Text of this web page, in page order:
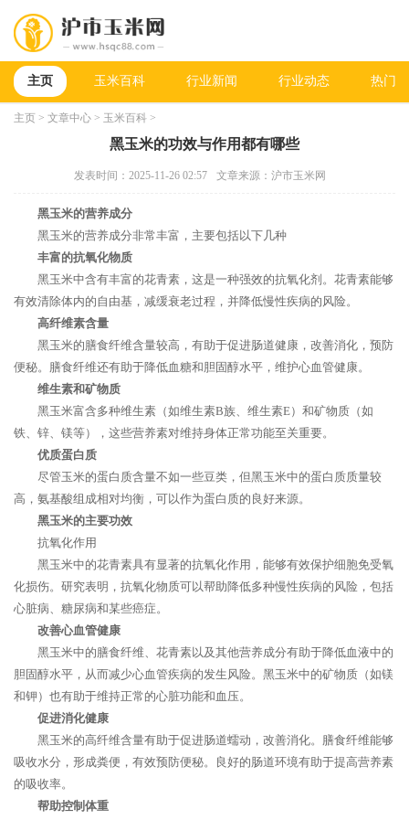
主页 玉米百科 行业新闻 行业动态 热门
主页 > 文章中心 > 玉米百科 >
黑玉米的功效与作用都有哪些
发表时间：2025-11-26 02:57 文章来源：沪市玉米网
黑玉米的营养成分
黑玉米的营养成分非常丰富，主要包括以下几种
丰富的抗氧化物质
黑玉米中含有丰富的花青素，这是一种强效的抗氧化剂。花青素能够
有效清除体内的自由基，减缓衰老过程，并降低慢性疾病的风险。
高纤维素含量
黑玉米的膳食纤维含量较高，有助于促进肠道健康，改善消化，预防
便秘。膳食纤维还有助于降低血糖和胆固醇水平，维护心血管健康。
维生素和矿物质
黑玉米富含多种维生素（如维生素B族、维生素E）和矿物质（如
铁、锌、镁等），这些营养素对维持身体正常功能至关重要。
优质蛋白质
尽管玉米的蛋白质含量不如一些豆类，但黑玉米中的蛋白质质量较
高，氨基酸组成相对均衡，可以作为蛋白质的良好来源。
黑玉米的主要功效
抗氧化作用
黑玉米中的花青素具有显著的抗氧化作用，能够有效保护细胞免受氧
化损伤。研究表明，抗氧化物质可以帮助降低多种慢性疾病的风险，包括
心脏病、糖尿病和某些癌症。
改善心血管健康
黑玉米中的膳食纤维、花青素以及其他营养成分有助于降低血液中的
胆固醇水平，从而减少心血管疾病的发生风险。黑玉米中的矿物质（如镁
和钾）也有助于维持正常的心脏功能和血压。
促进消化健康
黑玉米的高纤维含量有助于促进肠道蠕动，改善消化。膳食纤维能够
吸收水分，形成粪便，有效预防便秘。良好的肠道环境有助于提高营养素
的吸收率。
帮助控制体重